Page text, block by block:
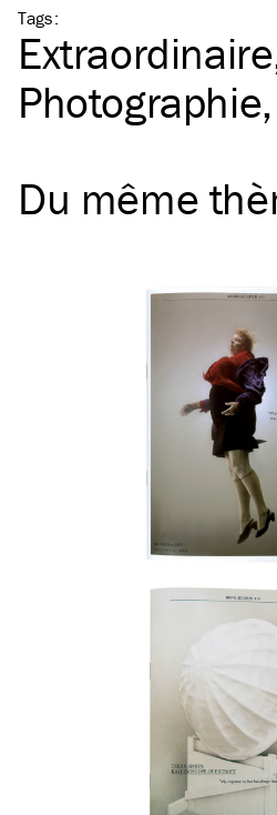
Tags:
Extraordinaire
Photographie
Du même